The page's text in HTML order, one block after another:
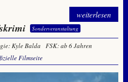
weiterlesen
Sonderveranstaltung
Kyle Balda
FSK: ab 6 Jahren
Filmseite